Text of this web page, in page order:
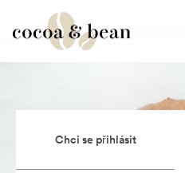
Chci se přihlásit